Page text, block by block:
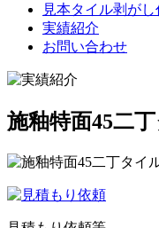
見本タイル剥が
実績紹介
お問い合わせ
施釉特面45二